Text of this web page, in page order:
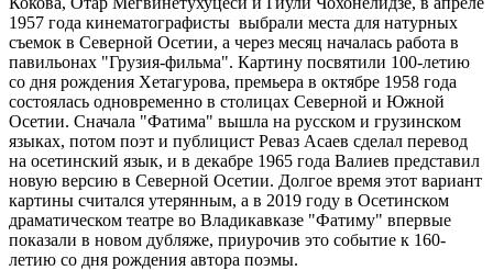
1957 года кинематографисты выбрали места для натурных
съемок в Северной Осетии, а через месяц началась работа в
павильонах "Грузия-фильма". Картину посвятили 100-летию
со дня рождения Хетагурова, премьера в октябре 1958 года
состоялась одновременно в столицах Северной и Южной
Осетии. Сначала "Фатима" вышла на русском и грузинском
языках, потом поэт и публицист Реваз Асаев сделал перевод
на осетинский язык, и в декабре 1965 года Валиев представил
новую версию в Северной Осетии. Долгое время этот вариант
картины считался утерянным, а в 2019 году в Осетинском
драматическом театре во Владикавказе "Фатиму" впервые
показали в новом дубляже, приурочив это событие к 160-
летию со дня рождения автора поэмы.